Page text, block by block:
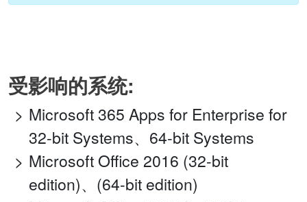
受影响的系统:
Microsoft 365 Apps for Enterprise for
32-bit Systems、64-bit Systems
Microsoft Office 2016 (32-bit
edition)、(64-bit edition)